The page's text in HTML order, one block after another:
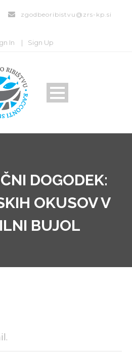
zgodbeoribistvu@zrs-kp.si
In | Sign Up
DOGODEK:
OKUSOV V
BUJOL